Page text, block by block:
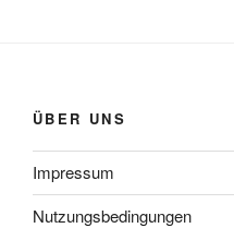
ÜBER UNS
Impressum
Nutzungsbedingungen